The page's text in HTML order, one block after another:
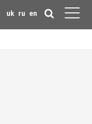
uk ru en